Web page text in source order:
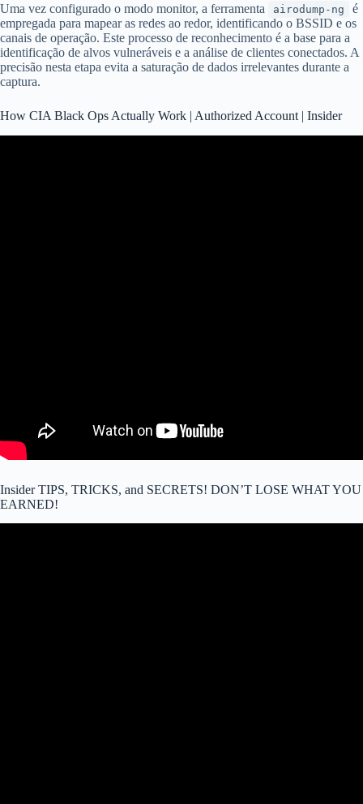
Uma vez configurado o modo monitor, a ferramenta airodump-ng
é
empregada para mapear as redes ao redor, identificando o BSSID e os
canais de operação. Este processo de reconhecimento é a base para a
identificação de alvos vulneráveis e a análise de clientes conectados. A
precisão nesta etapa evita a saturação de dados irrelevantes durante a
captura.
How CIA Black Ops Actually Work | Authorized Account | Insider
Insider TIPS, TRICKS, and SECRETS! DON’T LOSE WHAT YOU
EARNED!